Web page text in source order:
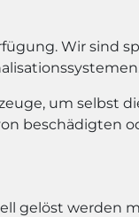
Wir sind
um selbst
beschädigten
gelöst werden